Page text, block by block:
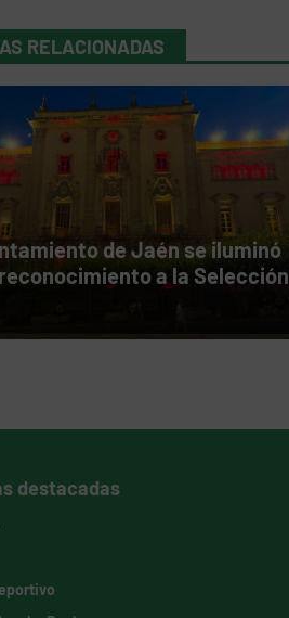
RELACIONADAS
de Jaén se iluminó
a la Selección
destacadas